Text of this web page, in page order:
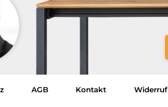
AGB Kontakt Widerruf